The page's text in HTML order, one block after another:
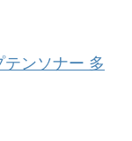
ンソナー 多